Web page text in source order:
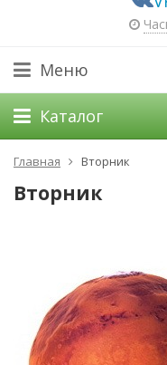
Меню
Каталог
Главная Вторник
Вторник